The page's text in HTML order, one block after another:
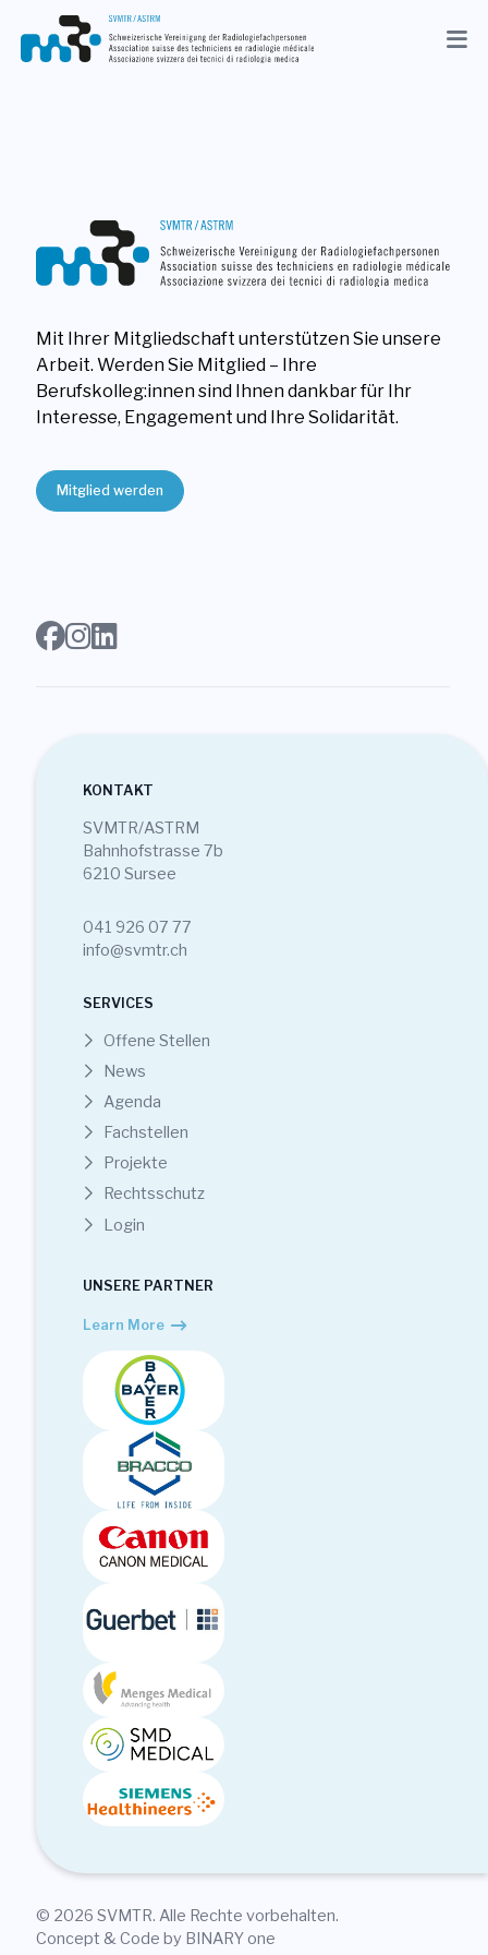
Aktuelles
Medien
DE
Suche
Shop
Login
Mit Ihrer Mitgliedschaft unterstützen Sie unsere
Arbeit. Werden Sie Mitglied – Ihre
Berufskolleg:innen sind Ihnen dankbar für Ihr
Interesse, Engagement und Ihre Solidarität.
Mitglied werden
KONTAKT
SVMTR/ASTRM
Bahnhofstrasse 7b
6210 Sursee
041 926 07 77
info@svmtr.ch
SERVICES
Offene Stellen
News
Agenda
Fachstellen
Projekte
Rechtsschutz
Login
UNSERE PARTNER
Learn More
© 2026 SVMTR. Alle Rechte vorbehalten.
Concept & Code by BINARY one